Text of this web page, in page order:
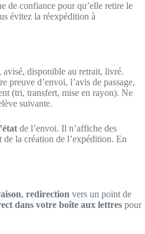
de confiance pour qu’elle retire le
évitez la réexpédition à
avisé, disponible au retrait, livré.
preuve d’envoi, l’avis de passage,
(tri, transfert, mise en rayon). Ne
suivante.
de l’envoi. Il n’affiche des
de la création de l’expédition. En
, redirection vers un point de
dans votre boîte aux lettres pour